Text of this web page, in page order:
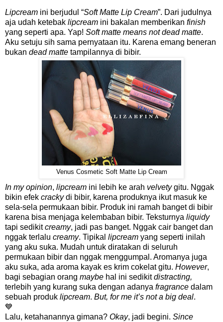
Lipcream ini berjudul “Soft Matte Lip Cream”. Dari judulnya
aja udah ketebak lipcream ini bakalan memberikan finish
yang seperti apa. Yap! Soft matte means not dead matte.
Aku setuju sih sama pernyataan itu. Karena emang beneran
bukan dead matte tampilannya di bibir.
Venus Cosmetic Soft Matte Lip Cream
In my opinion, lipcream ini lebih ke arah velvetygitu. Nggak
bikin efek crackydi bibir, karena produknya ikut masuk ke
sela-sela permukaan bibir. Produk ini ramah banget di bibir
karena bisa menjaga kelembaban bibir. Teksturnya liquidy
tapi sedikitcreamy, jadi pas banget. Nggak cair banget dan
nggak terlalu creamy. Tipikal lipcream yang seperti inilah
yang aku suka. Mudah untuk diratakan di seluruh
permukaan bibir dan nggak menggumpal. Aromanya juga
aku suka, ada aroma kayak es krim cokelat gitu. However,
bagi sebagian orang maybe hal ini sedikitdistracting,
terlebih yang kurang suka dengan adanya fragrance dalam
sebuah produk lipcream. But, for me it’s not a big deal.
💙
Lalu, ketahanannya gimana? Okay, jadi begini. Since